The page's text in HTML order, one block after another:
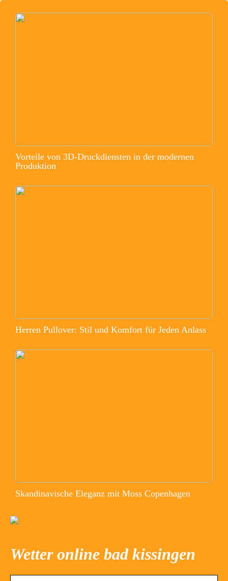
Vorteile von 3D-Druckdiensten in der modernen
Produktion
Herren Pullover: Stil und Komfort für Jeden Anlass
Skandinavische Eleganz mit Moss Copenhagen
Wetter online bad kissingen